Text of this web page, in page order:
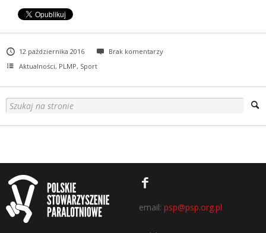
12 października 2016
Brak komentarzy
Aktualności, PLMP, Sport
email: psp@psp.org.pl